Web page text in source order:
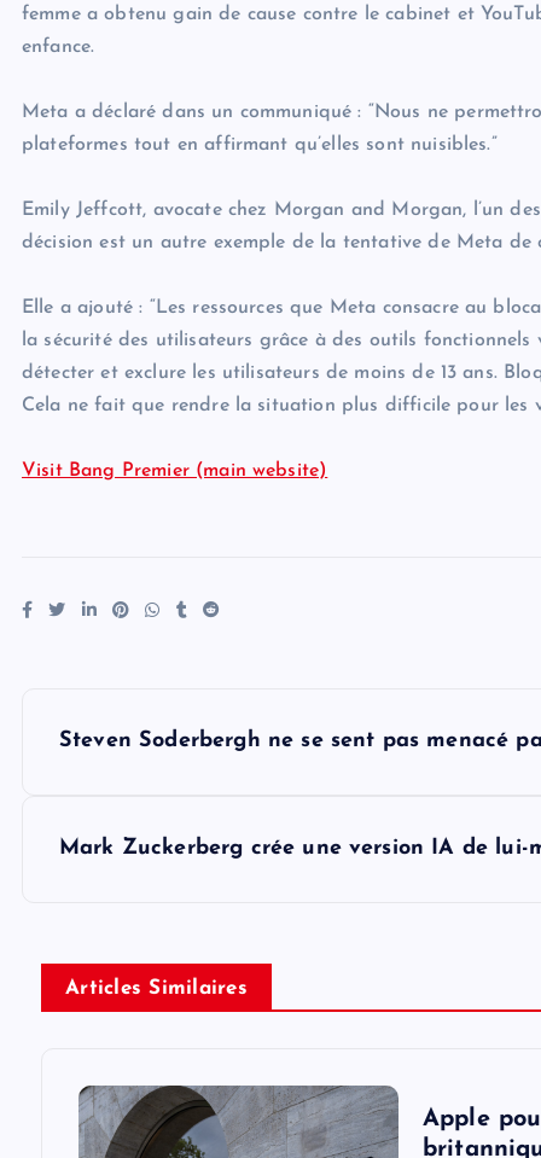
femme a obtenu gain de cause contre le cabinet et
enfance.
Meta a déclaré dans un communiqué : “Nous ne
plateformes tout en affirmant qu’elles sont nuisibles.”
Emily Jeffcott, avocate chez Morgan and Morgan, l’un
décision est un autre exemple de la tentative de Meta de
Elle a ajouté : “Les ressources que Meta consacre au
la sécurité des utilisateurs grâce à des outils
détecter et exclure les utilisateurs de moins de 13 ans.
Cela ne fait que rendre la situation plus difficile pour les
Visit Bang Premier (main website)
Steven Soderbergh ne se sent pas menacé
Mark Zuckerberg crée une version IA de lui-
Articles Similaires
Apple